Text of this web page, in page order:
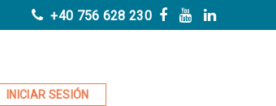
+40 756 628 230
INICIAR SESIÓN